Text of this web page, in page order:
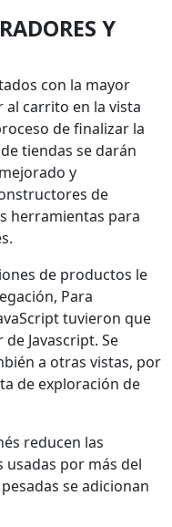
Y
con la mayor
al carrito en la vista
de finalizar la
tiendas se darán
y
de
herramientas para
de productos le
Para
tuvieron que
Javascript. Se
a otras vistas, por
de exploración de
reducen las
usadas por más del
se adicionan